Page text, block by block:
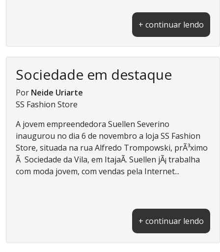
+ continuar lendo
Sociedade em destaque
Por Neide Uriarte
SS Fashion Store
A jovem empreendedora Suellen Severino
inaugurou no dia 6 de novembro a loja SS Fashion
Store, situada na rua Alfredo Trompowski, prÃ³ximo
Ã Sociedade da Vila, em ItajaÃ­. Suellen jÃ¡ trabalha
com moda jovem, com vendas pela Internet...
+ continuar lendo